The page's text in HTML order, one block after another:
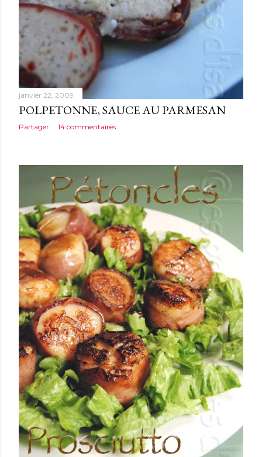
janvier 22, 2009
POLPETONNE, SAUCE AU PARMESAN
Partager 14 commentaires